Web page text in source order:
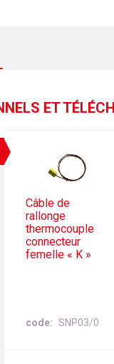
ET
Câble de
rallonge
thermocouple
connecteur
femelle « K »
code SNP03/0